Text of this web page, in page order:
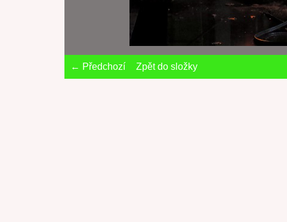
← Předchozí Zpět do složky